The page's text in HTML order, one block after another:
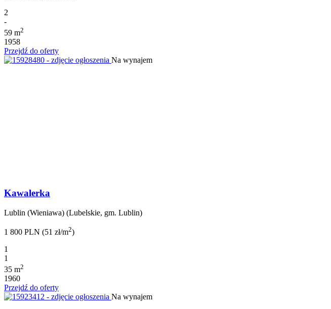
2
-
59 m2
1958
Przejdź do oferty
Na wynajem
Kawalerka
Lublin (Wieniawa) (Lubelskie, gm. Lublin)
1 800 PLN (51 zł/m2)
1
1
35 m2
1960
Przejdź do oferty
Na wynajem